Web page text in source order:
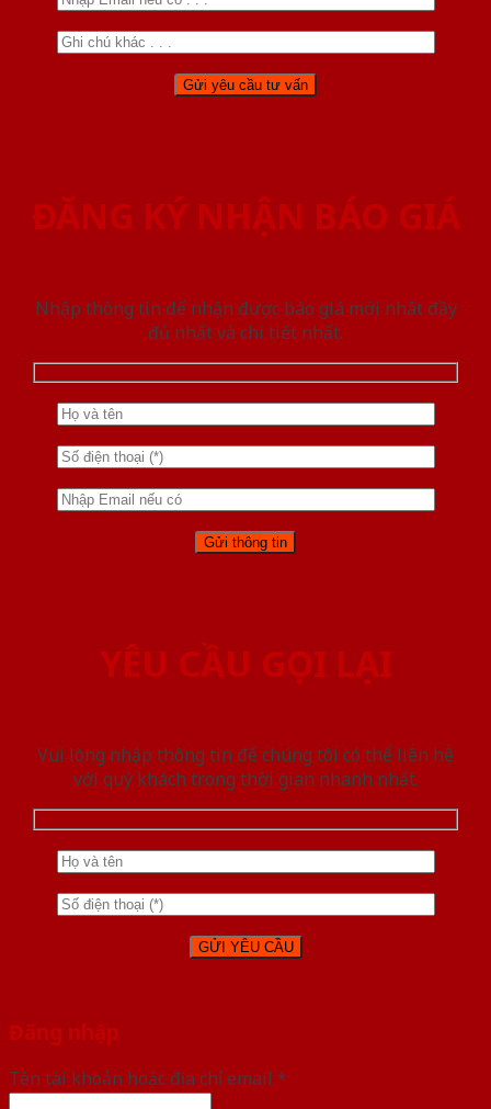
ĐĂNG KÝ NHẬN BÁO GIÁ
Nhập thông tin để nhận được báo giá mới nhât đầy
đủ nhất và chi tiết nhất.
YÊU CẦU GỌI LẠI
Vui lòng nhập thông tin để chúng tôi có thể liên hệ
với quý khách trong thời gian nhanh nhất.
Đăng nhập
Tên tài khoản hoặc địa chỉ email *